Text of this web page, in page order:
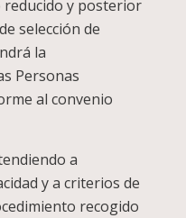
y posterior
selección de
la
Personas
al convenio
a
y a criterios de
recogido